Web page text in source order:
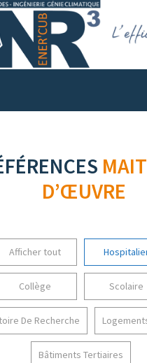
D’ŒUVRE
Afficher tout
Collège Scolaire
De Recherche
Bâtiments Tertiaires